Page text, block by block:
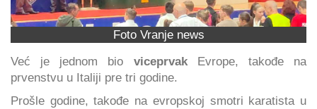
Foto Vranje news
Već je jednom bio viceprvakEvrope, takođe na
prvenstvu u Italiji pre tri godine.
Prošle godine, takođe na evropskoj smotri karatista u